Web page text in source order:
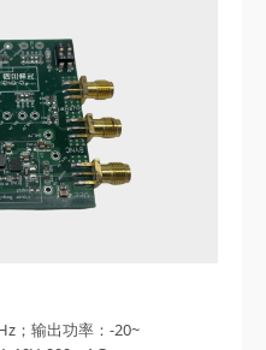
；输出功率：-20~